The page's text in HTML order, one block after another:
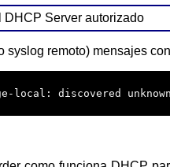
DHCP Server autorizado
syslog remoto) mensajes
local: discovered